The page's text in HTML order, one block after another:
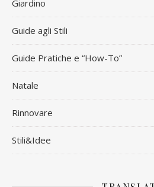
Giardino
Guide agli Stili
Guide Pratiche e “How-To”
Natale
Rinnovare
Stili&Idee